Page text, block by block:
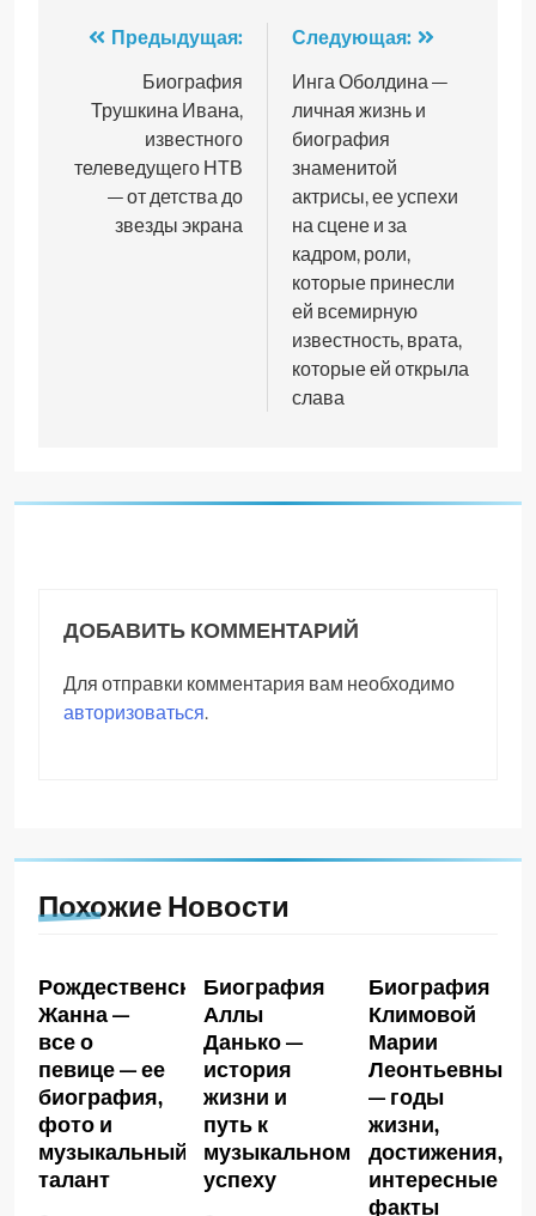
Навигация
записям
Предыдущая:
Биография
Трушкина Ивана,
известного
телеведущего НТВ
— от детства до
звезды экрана
Следующая:
Инга Оболдина —
личная жизнь и
биография
знаменитой
актрисы, ее успехи
на сцене и за
кадром, роли,
которые принесли
ей всемирную
известность, врата,
которые ей открыла
слава
ДОБАВИТЬ КОММЕНТАРИЙ
Для отправки комментария вам необходимо
авторизоваться.
Похожие Новости
Рождественская
Жанна —
все о
певице — ее
биография,
фото и
музыкальный
талант
Биография
Аллы
Данько —
история
жизни и
путь к
музыкальному
успеху
Биография
Климовой
Марии
Леонтьевны
— годы
жизни,
достижения,
интересные
факты